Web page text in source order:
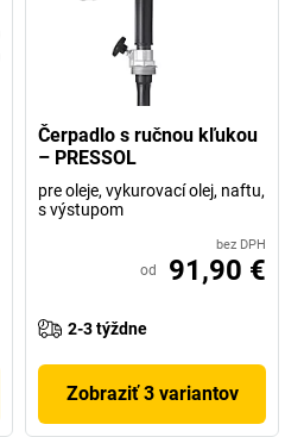
Čerpadlo s ručnou kľukou
– PRESSOL
pre oleje, vykurovací olej, naftu,
s výstupom
bez DPH
od 91,90 €
2-3 týždne
Zobraziť 3 variantov